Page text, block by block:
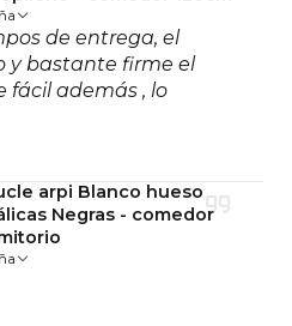
y pernos para su
de entrega, el
y bastante firme el
fácil además , lo
arpi Blanco hueso
Negras - comedor